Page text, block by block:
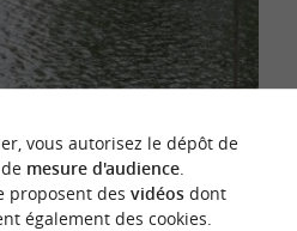
vous autorisez le dépôt de
mesure d'audience.
proposent des vidéosdont
également des cookies.